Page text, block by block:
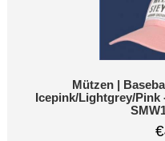
Mützen |
Icepink/Lightgrey/Pink